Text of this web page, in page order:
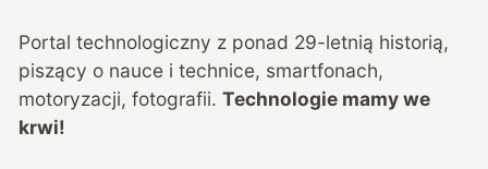
Portal technologiczny z ponad 29-letnią historią,
piszący o nauce i technice, smartfonach,
motoryzacji, fotografii. Technologie mamy we
krwi!